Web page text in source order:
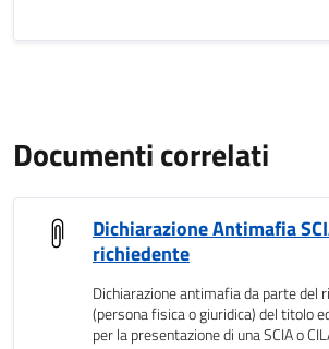
Documenti correlati
Dichiarazione Antimafia
richiedente
Dichiarazione antimafia da parte del
(persona fisica o giuridica) del titolo
per la presentazione di una SCIA o